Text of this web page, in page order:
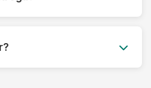
ótimo custo-benefício.
saber mais.
de lavagem